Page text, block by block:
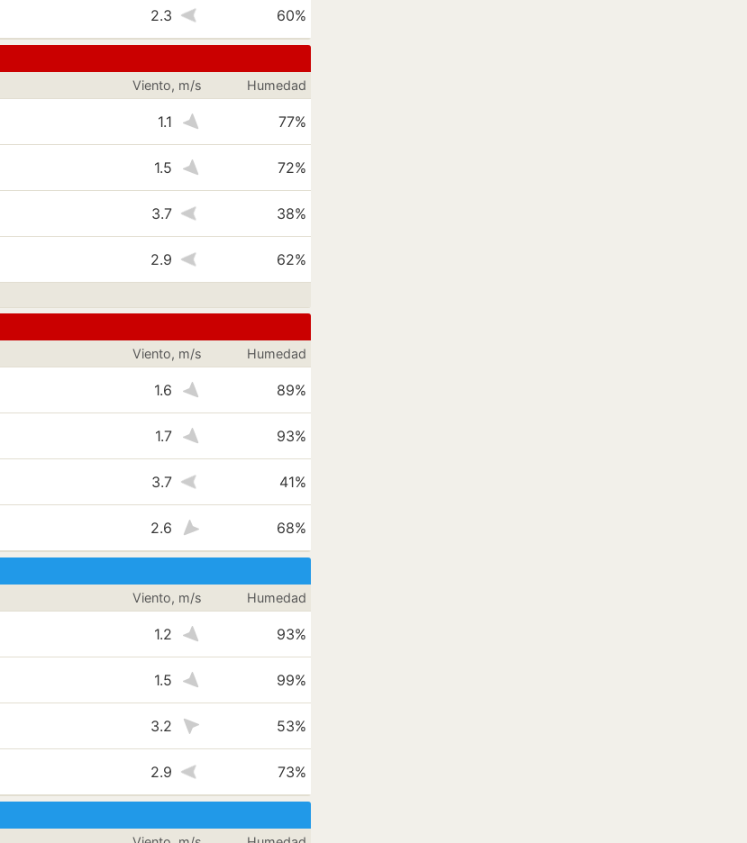
2.3 60%
Viento, m/s Humedad
1.1 77%
1.5 72%
3.7 38%
2.9 62%
Viento, m/s Humedad
1.6 89%
1.7 93%
3.7 41%
2.6 68%
Viento, m/s Humedad
1.2 93%
1.5 99%
3.2 53%
2.9 73%